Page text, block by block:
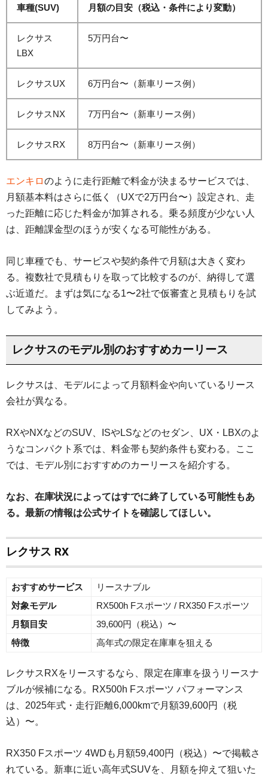
車種(SUV) 月額の目安（税込・条件により変動）
レクサス
LBX
5万円台〜
レクサスUX 6万円台〜（新車リース例）
レクサスNX 7万円台〜（新車リース例）
レクサスRX 8万円台〜（新車リース例）
エンキロのように走行距離で料金が決まるサービスでは、
月額基本料はさらに低く（UXで2万円台〜）設定され、走
った距離に応じた料金が加算される。乗る頻度が少ない人
は、距離課金型のほうが安くなる可能性がある。
同じ車種でも、サービスや契約条件で月額は大きく変わ
る。複数社で見積もりを取って比較するのが、納得して選
ぶ近道だ。まずは気になる1〜2社で仮審査と見積もりを試
してみよう。
レクサスのモデル別のおすすめカーリース
レクサスは、モデルによって月額料金や向いているリース
会社が異なる。
RXやNXなどのSUV、ISやLSなどのセダン、UX・LBXのよ
うなコンパクト系では、料金帯も契約条件も変わる。ここ
では、モデル別におすすめのカーリースを紹介する。
なお、在庫状況によってはすでに終了している可能性もあ
る。最新の情報は公式サイトを確認してほしい。
レクサス RX
おすすめサービス
リースナブル
対象モデル
RX500h Fスポーツ / RX350 Fスポーツ
月額目安
39,600円（税込）〜
特徴
高年式の限定在庫車を狙える
レクサスRXをリースするなら、限定在庫車を扱うリースナ
ブルが候補になる。RX500h Fスポーツ パフォーマンス
は、2025年式・走行距離6,000kmで月額39,600円（税
込）〜。
RX350 Fスポーツ 4WDも月額59,400円（税込）〜で掲載さ
れている。新車に近い高年式SUVを、月額を抑えて狙いた